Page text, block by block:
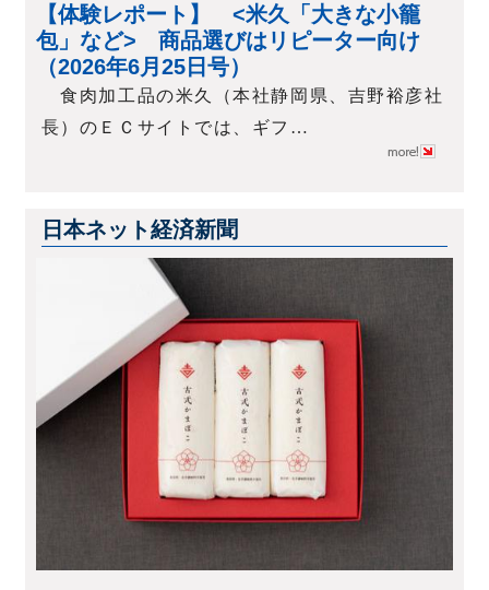
【体験レポート】 <米久「大きな小籠
包」など> 商品選びはリピーター向け
（2026年6月25日号）
食肉加工品の米久（本社静岡県、吉野裕彦社
長）のＥＣサイトでは、ギフ…
日本ネット経済新聞